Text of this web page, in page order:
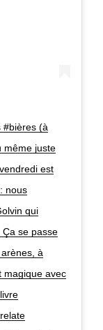
#bières (à
même juste
est
nous
qui
se passe
à
magique avec